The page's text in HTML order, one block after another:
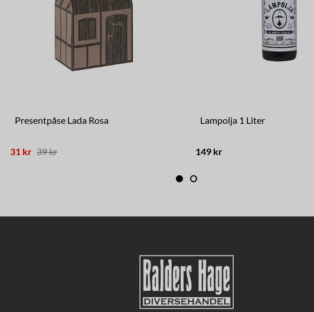
Presentpåse Lada Rosa
31 kr 39 kr
Lampolja 1 Liter
149 kr